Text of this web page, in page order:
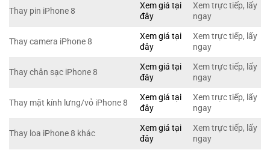
Thay pin iPhone 8
Xem giá tại
đây
Xem trực tiếp, lấy
ngay
Thay camera iPhone 8
Xem giá tại
đây
Xem trực tiếp, lấy
ngay
Thay chân sạc iPhone 8
Xem giá tại
đây
Xem trực tiếp, lấy
ngay
Thay mặt kính lưng/vỏ iPhone 8
Xem giá tại
đây
Xem trực tiếp, lấy
ngay
Thay loa iPhone 8 khác
Xem giá tại
đây
Xem trực tiếp, lấy
ngay